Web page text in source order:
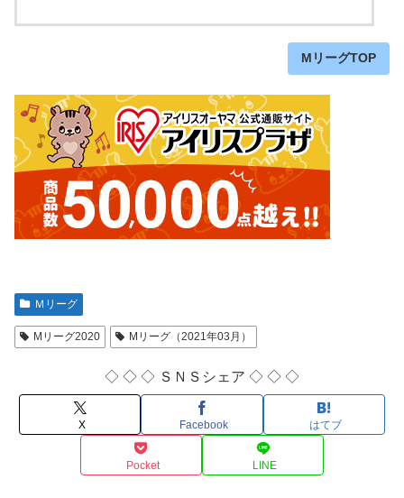
MリーグTOP
Ｍリーグ
Mリーグ2020 Mリーグ（2021年03月）
◇ ◇ ◇ ＳＮＳシェア ◇ ◇ ◇
X Facebook はてブ
Pocket LINE